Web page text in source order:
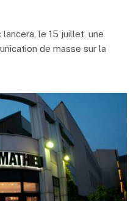
le 15 juillet, une
de masse sur la